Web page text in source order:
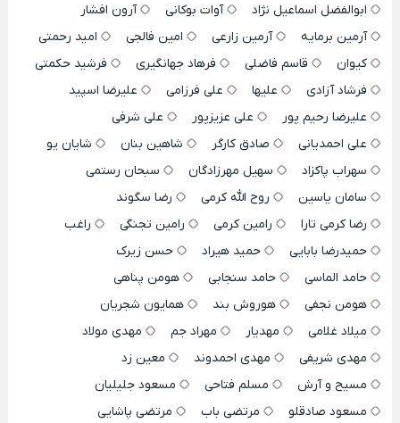
ابوالفضل اسماعیل نژاد
آوات بوکانی
آرون افشار
آرمین برمایه
آرمین زارعی امین فالجی
امید رحمتی
کیوان
قاسم فاضلی فرهاد جهانگیری
فرشید حکمتی
فرشاد آزادی
علیها علی فرزامی
علیرضا اسپید
علیرضا رحیم پور
علی عزیزپور
علی شرفی
علی احمدیانی
صادق کارگر شاهین بنان
شایان یو
سهراب پاکزاد
سهیل مهرزادگان
سبحان رستمی
سامان یاسین
روح الله کرمی
رضا سگوند
رضا کرمی تارا
رامین کرمی رامین تجنگی
راغب
حمیدرضا بابایی
حمید هیراد
حسن زیرک
حامد الماسی
حامد سنجابی
هومن پناهی
هومن نجفی
هوروش بند
همایون شجریان
میلاد غلامی
مهدیار مهراد جم
مهدی مولاد
مهدی شریفی
مهدی احمدوند
معین زد
مسیح و آرش
مسلم فتاحی
مسعود جلیلیان
مسعود صادقلو
مرتضی باب
مرتضی پاشایی